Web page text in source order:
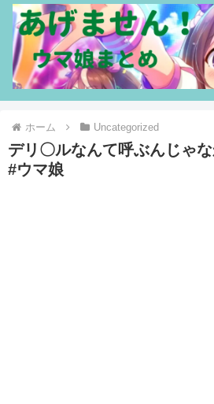
ホーム Uncategorized
デリ〇ルなんて呼ぶんじゃ
#ウマ娘